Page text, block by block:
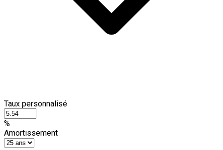
Taux personnalisé
%
Amortissement